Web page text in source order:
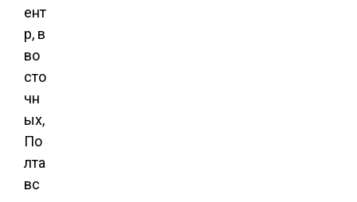
ент
р, в
во
сто
чн
ых,
По
лта
вс